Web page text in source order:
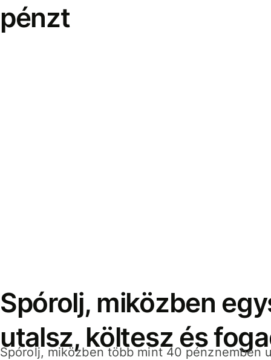
pénzt
Spórolj, miközben
utalsz, költesz és
Spórolj, miközben több mint 40 pénznemben